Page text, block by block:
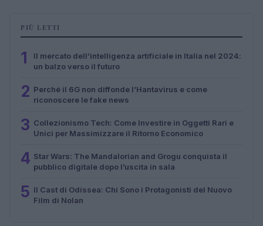
PIÙ LETTI
1
Il mercato dell’intelligenza artificiale in Italia nel 2024:
un balzo verso il futuro
2 Perché il 6G non diffonde l’Hantavirus e come
riconoscere le fake news
3 Collezionismo Tech: Come Investire in Oggetti Rari e
Unici per Massimizzare il Ritorno Economico
4 Star Wars: The Mandalorian and Grogu conquista il
pubblico digitale dopo l’uscita in sala
5 Il Cast di Odissea: Chi Sono i Protagonisti del Nuovo
Film di Nolan